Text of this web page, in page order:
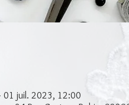
juil. 2023, 12:00